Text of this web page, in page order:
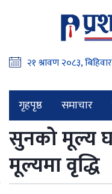
गृहपृष्ठ समाचार
सुनको मूल्य
मूल्यमा वृद्धि